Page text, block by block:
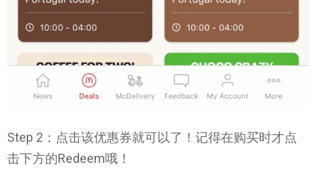
Step 2：点击该优惠券就可以了！记得在购买时才点
击下方的Redeem哦！